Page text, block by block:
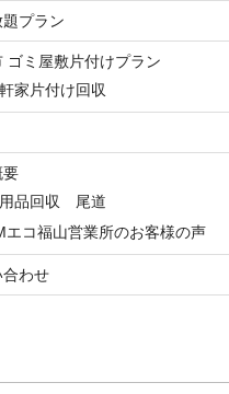
プラン
ゴミ屋敷片付けプラン
家片付け回収
要
品回収 尾道
エコ福山営業所のお客様の声
合わせ